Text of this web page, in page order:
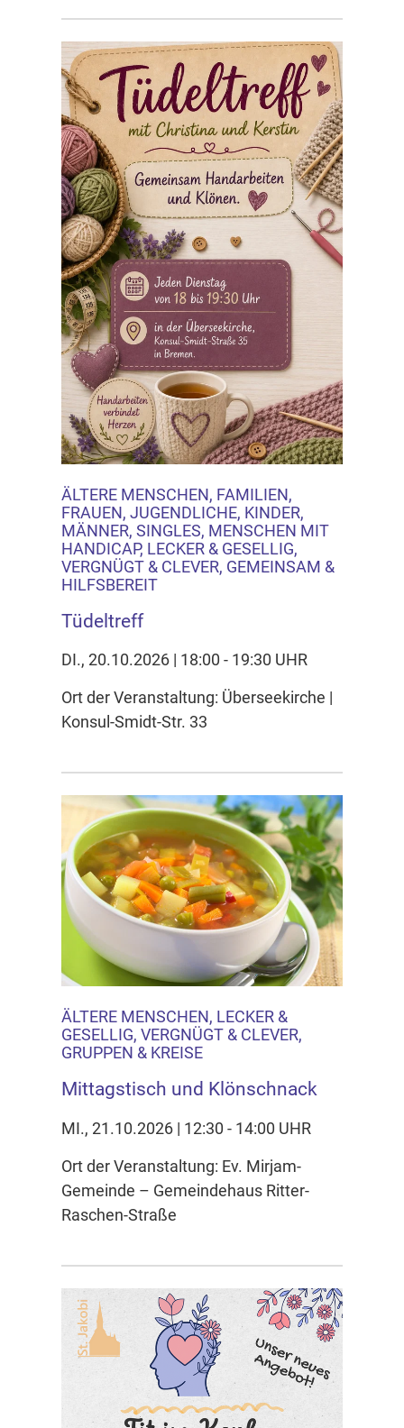
ÄLTERE MENSCHEN, FAMILIEN,
FRAUEN, JUGENDLICHE, KINDER,
MÄNNER, SINGLES, MENSCHEN MIT
HANDICAP, LECKER & GESELLIG,
VERGNÜGT & CLEVER, GEMEINSAM &
HILFSBEREIT
Tüdeltreff
DI., 20.10.2026 | 18:00 - 19:30 UHR
Ort der Veranstaltung: Überseekirche |
Konsul-Smidt-Str. 33
ÄLTERE MENSCHEN, LECKER &
GESELLIG, VERGNÜGT & CLEVER,
GRUPPEN & KREISE
Mittagstisch und Klönschnack
MI., 21.10.2026 | 12:30 - 14:00 UHR
Ort der Veranstaltung: Ev. Mirjam-
Gemeinde – Gemeindehaus Ritter-
Raschen-Straße